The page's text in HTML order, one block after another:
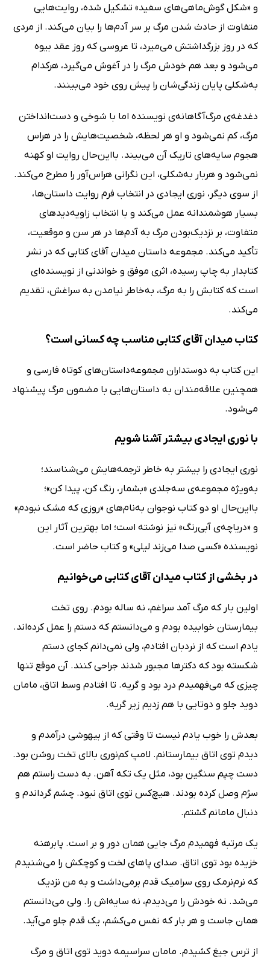
و «شکل گوش‌ماهی‌های سفید» تشکیل شده، روایت‌هایی
متفاوت از حادث شدن مرگ بر سر آدم‌ها را بیان می‌کند. از مردی
که در روز بزرگداشتش می‌میرد، تا عروسی که روز عقد بیوه
می‌شود و بعد هم خودش مرگ را در آغوش می‌گیرد، هرکدام
به‌شکلی پایان زندگی‌شان را پیش روی خود می‌بینند.
دغدغه‌ی مرگ‌آگاهانه‌ی نویسنده اما با شوخی و دست‌انداختن
مرگ، کم نمی‌شود و او هر لحظه، شخصیت‌هایش را در هراس
هجوم سایه‌های تاریک آن می‌بیند. بااین‌حال روایت او کهنه
نمی‌شود و هربار به‌شکلی، این نگرانی هراس‌آور را مطرح می‌کند.
از سوی دیگر، نوری ایجادی در انتخاب فرم روایت داستان‌ها،
بسیار هوشمندانه عمل می‌کند و با انتخاب زاویه‌دیدهای
متفاوت، بر نزدیک‌بودن مرگ به آدم‌ها در هر سن و موقعیت،
تأکید می‌کند. مجموعه داستان میدان آقای کتابی که در نشر
کتابدار به چاپ رسیده، اثری موفق و خواندنی از نویسنده‌ای
است که کتابش را به مرگ، به‌خاطر نیامدن به سراغش، تقدیم
می‌کند.
کتاب میدان آقای کتابی مناسب چه کسانی است؟
این کتاب به دوستداران مجموعه‌داستان‌های کوتاه فارسی و
همچنین علاقه‌مندان به داستان‌هایی با مضمون مرگ پیشنهاد
می‌شود.
با نوری ایجادی بیشتر آشنا شویم
نوری ایجادی را بیشتر به خاطر ترجمه‌هایش می‌شناسند؛
به‌ویژه مجموعه‌ی سه‌جلدی «بشمار، رنگ کن، پیدا کن»؛
بااین‌حال او دو کتاب نوجوان به‌نام‌های «روزی که مشک نبودم»
و «دریاچه‌ی آبی‌رنگ» نیز نوشته است؛ اما بهترین آثار این
نویسنده «کسی صدا می‌زند لیلی» و کتاب حاضر است.
در بخشی از کتاب میدان آقای کتابی می‌خوانیم
اولین بار که مرگ آمد سراغم، نه ساله بودم. روی تخت
بیمارستان خوابیده بودم و می‌دانستم که دستم را عمل کرده‌اند.
یادم است که از نردبان افتادم، ولی نمی‌دانم کجای دستم
شکسته بود که دکترها مجبور شدند جراحی کنند. آن موقع تنها
چیزی که می‌فهمیدم درد بود و گریه. تا افتادم وسط اتاق، مامان
دوید جلو و دو‌تایی با هم زدیم زیر گریه.
بعدش را خوب یادم نیست تا وقتی که از بیهوشی در‌آمدم و
دیدم توی اتاق بیمارستانم. لامپ کم‌نوری بالای تخت روشن بود.
دست چپم سنگین بود، مثل یک تکه آهن. به دست راستم هم
سرُم وصل کرده بودند. هیچ‌کس توی اتاق نبود. چشم گرداندم و
دنبال مامانم گشتم.
یک مرتبه فهمیدم مرگ جایی همان دور و بر است. پابرهنه
خزیده بود توی اتاق. صدای پاهای لخت و کوچکش را ‌می‌شنیدم
که نرم‌نرمک روی سرامیک قدم بر‌می‌داشت و به من نزدیک
‌می‌شد. نه خودش را ‌می‌دیدم، نه سایه‌اش را. ولی ‌می‌دانستم
همان جاست و هر بار که نفس ‌می‌کشم، یک قدم جلو ‌می‌آید.
از ترس جیغ کشیدم. مامان سراسیمه دوید توی اتاق و مرگ